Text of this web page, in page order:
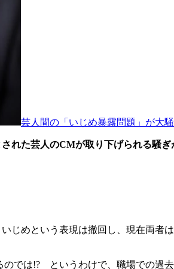
芸人間の「いじめ暴露問題」が大
れた芸人のCMが取り下げられる
じめという表現は撤回し、現在両者
では!? というわけで、職場での過